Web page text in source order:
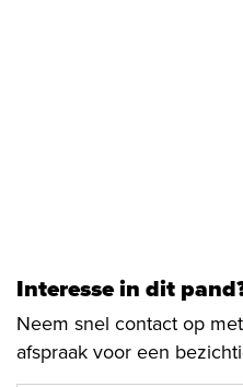
Interesse in dit
Neem snel contact op
afspraak voor een